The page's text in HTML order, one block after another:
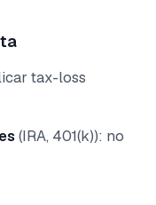
tax-loss
(IRA, 401(k)): no